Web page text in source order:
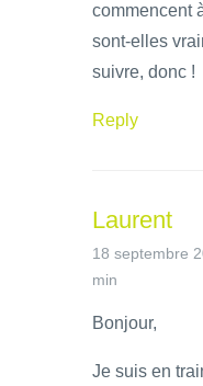
commencent
sont-elles
suivre, donc !
Reply
Laurent
18 septembre
min
Bonjour,
Je suis en